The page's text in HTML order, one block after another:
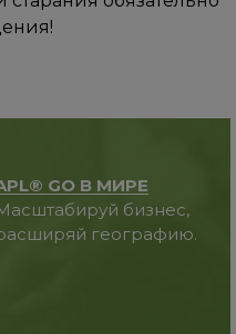
GO В МИРЕ
бизнес,
географию.